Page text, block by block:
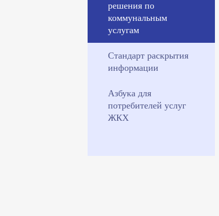
решения по
коммунальным
услугам
Стандарт раскрытия
информации
Азбука для
потребителей услуг
ЖКХ